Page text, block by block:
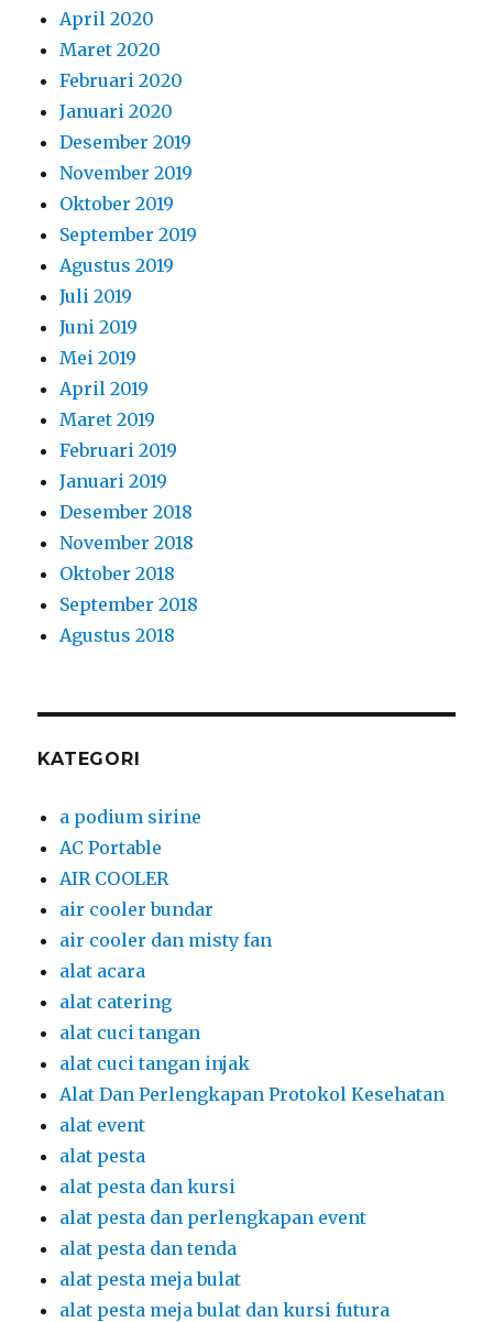
April 2020
Maret 2020
Februari 2020
Januari 2020
Desember 2019
November 2019
Oktober 2019
September 2019
Agustus 2019
Juli 2019
Juni 2019
Mei 2019
April 2019
Maret 2019
Februari 2019
Januari 2019
Desember 2018
November 2018
Oktober 2018
September 2018
Agustus 2018
KATEGORI
a podium sirine
AC Portable
AIR COOLER
air cooler bundar
air cooler dan misty fan
alat acara
alat catering
alat cuci tangan
alat cuci tangan injak
Alat Dan Perlengkapan Protokol Kesehatan
alat event
alat pesta
alat pesta dan kursi
alat pesta dan perlengkapan event
alat pesta dan tenda
alat pesta meja bulat
alat pesta meja bulat dan kursi futura